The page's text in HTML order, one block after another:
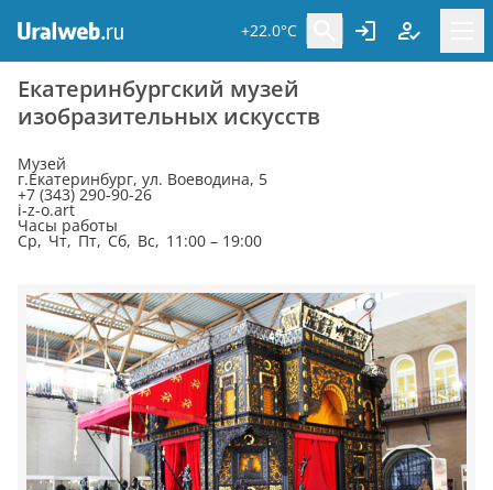
+22.0°C
Екатеринбургский музей
изобразительных искусств
Музей
г.Екатеринбург, ул. Воеводина, 5
+7 (343) 290-90-26
i-z-o.art
Часы работы
Ср, Чт, Пт, Сб, Вс, 11:00 – 19:00